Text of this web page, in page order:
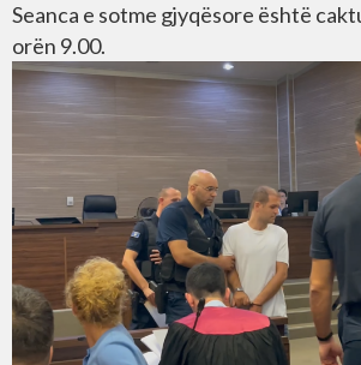
Seanca e sotme gjyqësore është
orën 9.00.